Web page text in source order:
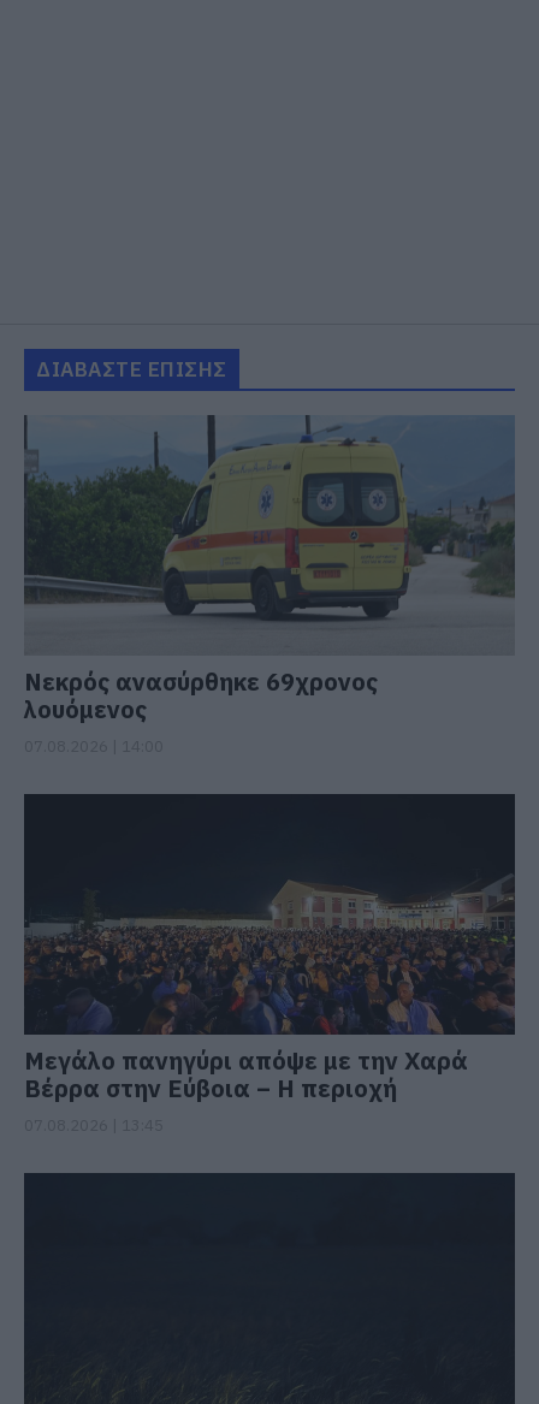
ΔΙΑΒΑΣΤΕ ΕΠΙΣΗΣ
Νεκρός ανασύρθηκε 69χρονος
λουόμενος
Μεγάλο πανηγύρι απόψε με την Χαρά
Βέρρα στην Εύβοια – Η περιοχή